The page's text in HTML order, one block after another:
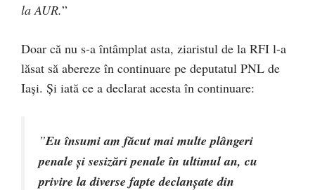
la AUR.”
Doar că nu s-a întâmplat asta, ziaristul de la RFI l-a
lăsat să abereze în continuare pe deputatul PNL de
Iași. Și iată ce a declarat acesta în continuare:
”Eu însumi am făcut mai multe plângeri
penale și sesizări penale în ultimul an, cu
privire la diverse fapte declanșate din